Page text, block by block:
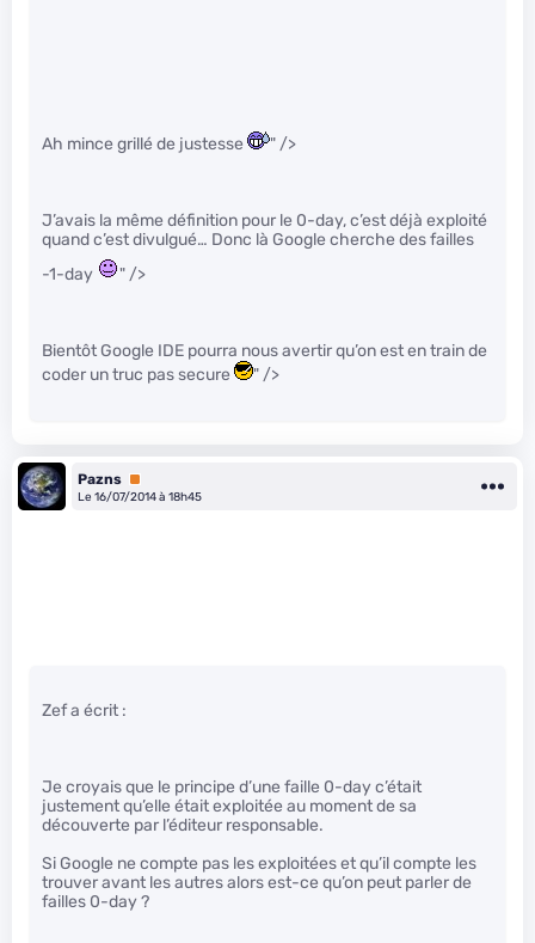
Ah mince grillé de justesse " />
J’avais la même définition pour le 0-day, c’est déjà exploité
quand c’est divulgué… Donc là Google cherche des failles
-1-day
" />
Bientôt Google IDE pourra nous avertir qu’on est en train de
coder un truc pas secure
" />
Pazns Premium
Le 16/07/2014 à 18h45
Zef a écrit :
Je croyais que le principe d’une faille 0-day c’était
justement qu’elle était exploitée au moment de sa
découverte par l’éditeur responsable.
Si Google ne compte pas les exploitées et qu’il compte les
trouver avant les autres alors est-ce qu’on peut parler de
failles 0-day ?